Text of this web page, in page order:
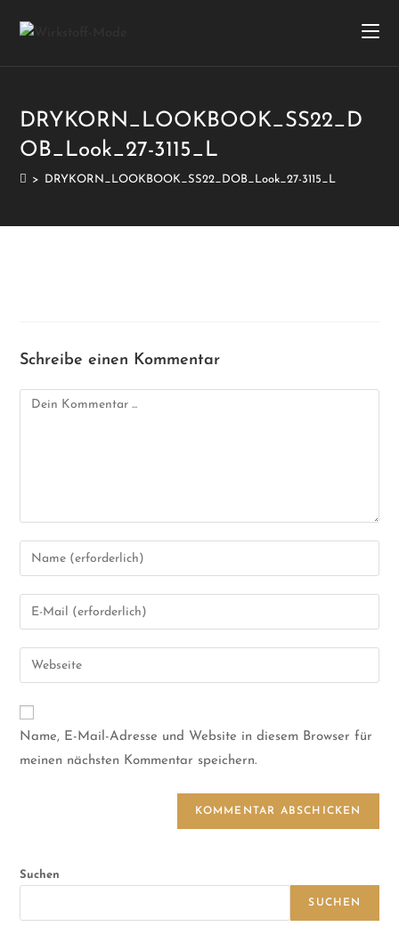
DRYKORN_LOOKBOOK_SS22_D
OB_Look_27-3115_L
> DRYKORN_LOOKBOOK_SS22_DOB_Look_27-3115_L
Schreibe einen Kommentar
Name, E-Mail-Adresse und Website in diesem Browser für
meinen nächsten Kommentar speichern.
Suchen
SUCHEN